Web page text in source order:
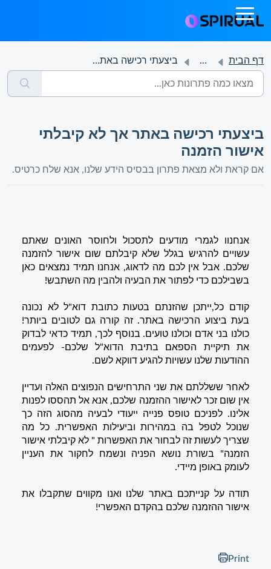
דף הבית ... ביצעתי רכישה באתר אך לא קיבלתי אישור הזמנה
ביצעתי רכישה באתר אך לא קיבלתי
אישור הזמנה
אם קראת ולא מצאת פתרון בבסיס הידע שלנו, אנא שלח כרטיס.
אנחנוו לגמרי מודעים לתסכול ולחוסר האונים שאתם
עשויים להרגיש בגלל שלא קיבלתם שום אישור להזמנה
שלכם. אבל אין לכם מה לדאוג, אנחנו תמיד נמצאים כאן
בשבילכם כדי לפתור את הבעיה ולהבין מה השתבש!
קודם כל,ייתכן שהזנתם בטעות כתובת דוא"ל לא נכונה
בעת ביצוע הרכישה באתר. זה קורה גם לטובים ביותר!
כולנו בני אדם וכולנו טועים. בנוסף לכך, תמיד כדאי לבדוק
את תיקיית הספאם בתיבת הדוא"ל שלכם- לפעמים
ההודעות שלנו עשויות להגיע דווקא לשם.
לאחר ששללתם את שני התרחישים הנפוצים האלה ועדיין
אין שום זכר לאישור ההזמנה שלכם, אנא אל תהססו לפנות
אלינו. לפניכם טופס פנייה ייעודי לבעיה מהסוג הזה כך
שנוכל לטפל בה במהירות וביעילות האפשרית. כל מה
שצריך לעשות זה לבחור את האפשרות " לא קיבלתי אישור
הזמנה" בשורת נושא הפניה ונשמח לחקור את העניין
לעומק באופן מיידי.
תודה על קנייתכם באתר שלנו ואנו מקווים שתקבלו את
אישור ההזמנה שלכם בהקדם האפשרי!
Print